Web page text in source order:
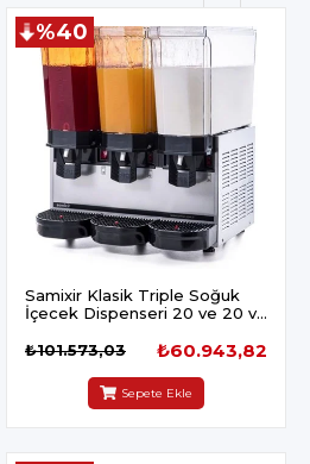
Samixir Klasik Triple Soğuk
İçecek Dispenseri 20 ve 20 ve
Karıştırıcılı Inox
₺60.943,82
₺101.573,03
Sepete Ekle
%40